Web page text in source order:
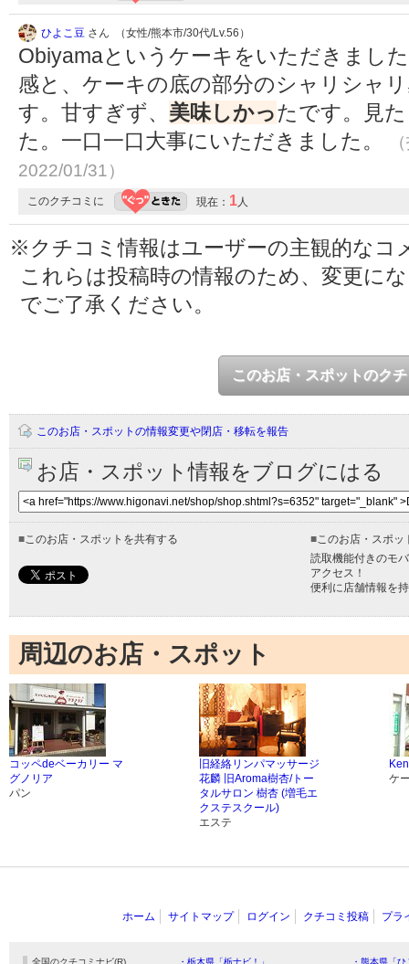
ひよこ豆 さん （女性/熊本市/30代/Lv.56）
Obiyamaというケーキをいただきまし
感と、ケーキの底の部分のシャリシャ
す。甘すぎず、 美味しかったです。見
た。一口一口大事にいただきました。
2022/01/31）
このクチコミに 現在： 1人
※クチコミ情報はユーザーの主観的なコ
これらは投稿時の情報のため、変更に
でご了承ください。
このお店・スポットのク
このお店・スポットの情報変更や閉店・移転を報告
お店・スポット情報をブログにはる
■このお店・スポットを共有する ■このお店・スポッ
読取機能付きのモ
アクセス！
便利に店舗情報を
周辺のお店・スポット
コッペdeベーカリー マ
グノリア
パン
旧経絡リンパマッサージ
花麟 旧Aroma樹杏/トー
タルサロン 樹杏 (増毛エ
クステスクール)
エステ
ケ
ホーム サイトマップ ログイン クチコミ投稿 プラ
全国のクチコミナビ(R) ・栃木県「栃ナビ！」 ・熊本県「